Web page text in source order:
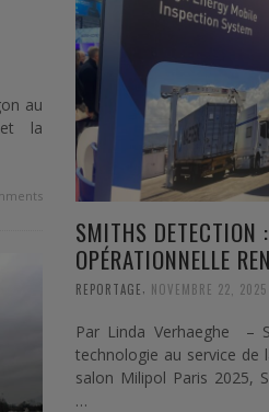
au
la
SMITHS
OPÉRATIONNELLE
REPORTAGE NOVEMBRE 22, 2025
Par Linda Verhaeghe –
technologie au service de
salon Milipol Paris 2025,
…